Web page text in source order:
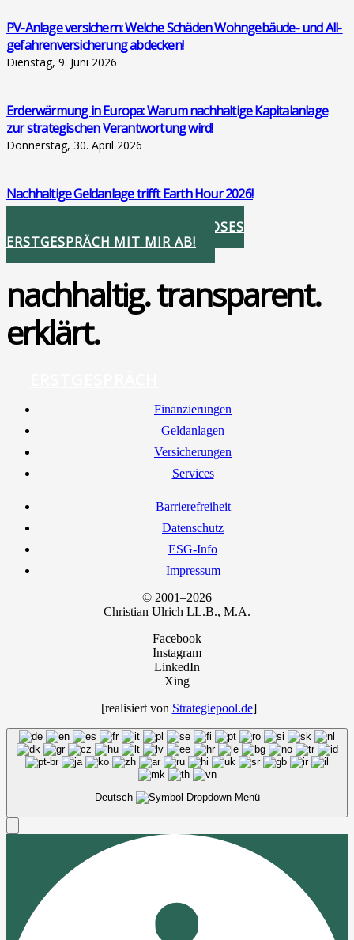
PV-Anla­ge ver­si­chern: Wel­che Schä­den Wohn­ge­bäu­de- und All­
ge­fah­ren­ver­si­che­rung abde­cken!
Dienstag, 9. Juni 2026
Erd­er­wär­mung in Euro­pa: War­um nach­hal­ti­ge Kapi­tal­an­la­ge
zur stra­te­gi­schen Ver­ant­wor­tung wird!
Donnerstag, 30. April 2026
Nach­hal­ti­ge Geld­an­la­ge trifft Earth Hour 2026!
Donnerstag, 26. März 2026
STIMMEN SIE IHR KOSTENLOSES
ERSTGESPRÄCH MIT MIR AB!
nachhaltig. transparent.
erklärt.
Finan­zie­run­gen
Geld­an­la­gen
Ver­si­che­run­gen
Ser­vices
Bar­rie­re­frei­heit
Daten­schutz
ESG-Info
Impres­sum
© 2001–2026
Chris­ti­an Ulrich LL.B., M.A.
Facebook
Instagram
LinkedIn
Xing
[rea­li­siert von Strategiepool.de]
Deutsch